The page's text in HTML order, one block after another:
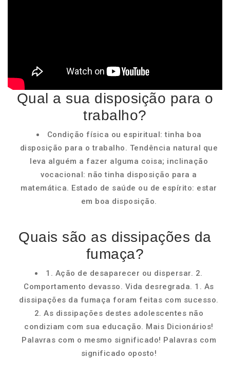
Qual a sua disposição para o
trabalho?
Condição física ou espiritual: tinha boa
disposição para o trabalho. Tendência natural que
leva alguém a fazer alguma coisa; inclinação
vocacional: não tinha disposição para a
matemática. Estado de saúde ou de espírito: estar
em boa disposição.
Quais são as dissipações da
fumaça?
1. Ação de desaparecer ou dispersar. 2.
Comportamento devasso. Vida desregrada. 1. As
dissipações da fumaça foram feitas com sucesso.
2. As dissipações destes adolescentes não
condiziam com sua educação. Mais Dicionários!
Palavras com o mesmo significado! Palavras com
significado oposto!